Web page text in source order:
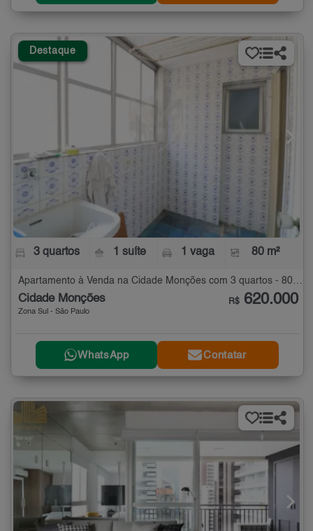
Destaque
3 quartos 1 suíte 1 vaga 80 m²
Apartamento à Venda na Cidade Monções com 3 quartos - 80 m²
Cidade Monções
Zona Sul - São Paulo
R$ 620.000
WhatsApp Contatar